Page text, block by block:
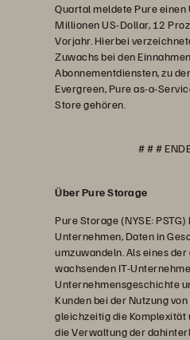
Quartal meldete Pure einen
Millionen US-Dollar, 12
Vorjahr. Hierbei
Zuwachs bei den
Abonnementdiensten, zu
Evergreen, Pure as-a-
Store gehören.
# # #
Über Pure Storage
Pure Storage (NYSE:
Unternehmen, Daten in
umzuwandeln. Als eines
wachsenden IT-
Unternehmensgeschichte
Kunden bei der Nutzung
gleichzeitig die Komplexität
die Verwaltung der